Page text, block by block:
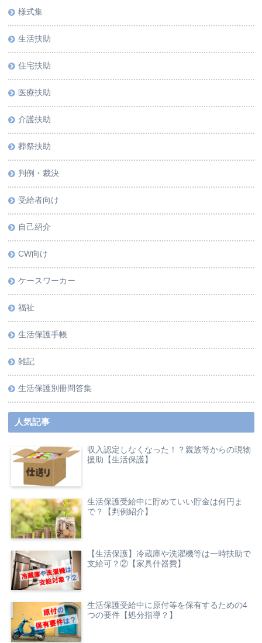
様式集
生活扶助
住宅扶助
医療扶助
介護扶助
葬祭扶助
判例・裁決
受給者向け
自己紹介
CW向け
ケースワーカー
福祉
生活保護手帳
雑記
生活保護別冊問答集
人気記事
収入認定しなくなった！？親族等からの現物
援助【生活保護】
生活保護受給中に貯めていい貯金は何円ま
で？【判例紹介】
【生活保護】冷蔵庫や洗濯機等は一時扶助で
支給可？②【家具什器費】
生活保護受給中に原付等を保有するための4
つの要件【処分指導？】